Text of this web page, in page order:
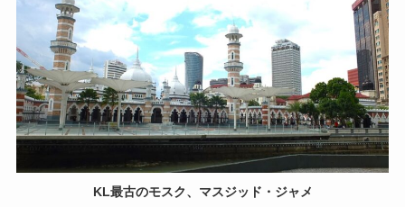
KL最古のモスク、マスジッド・ジャメ